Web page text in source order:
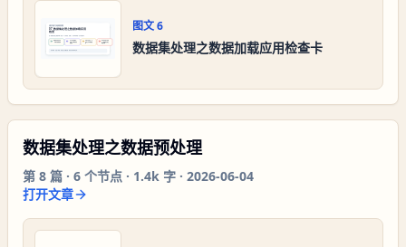
图文6
数据集处理之数据加载应用检查卡
数据集处理之数据预处理
第 8 篇 · 6 个节点 · 1.4k 字 · 2026-06-04
打开文章